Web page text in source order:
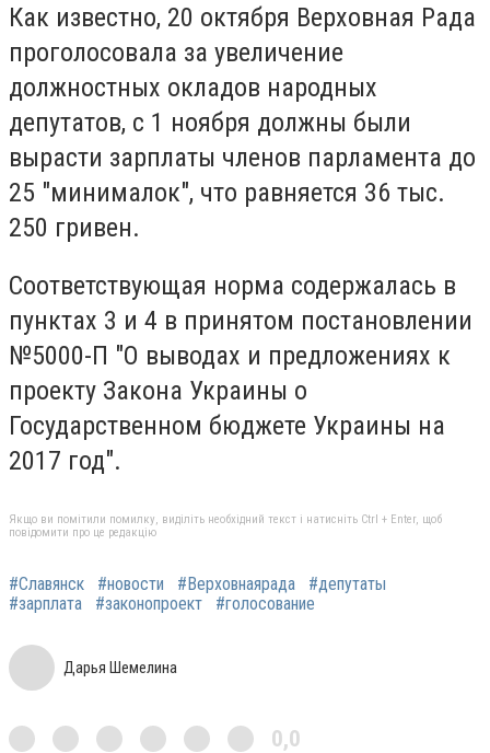
Как известно, 20 октября Верховная Рада
проголосовала за увеличение
должностных окладов народных
депутатов, с 1 ноября должны были
вырасти зарплаты членов парламента до
25 "минималок", что равняется 36 тыс.
250 гривен.
Соответствующая норма содержалась в
пунктах 3 и 4 в принятом постановлении
№5000-П "О выводах и предложениях к
проекту Закона Украины о
Государственном бюджете Украины на
2017 год".
Якщо ви помітили помилку, виділіть необхідний текст і натисніть Ctrl + Enter, щоб
повідомити про це редакцію
#Славянск #новости #Верховнаярада
#депутаты
#зарплата
#законопроект #голосование
Дарья Шемелина
0,0